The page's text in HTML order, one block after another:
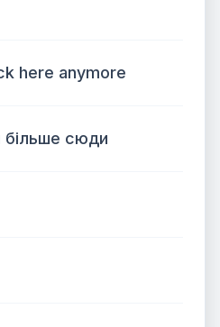
here anymore
більше сюди